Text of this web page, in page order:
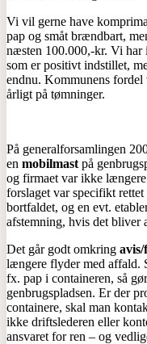
Vi vil gerne have
pap og småt brændbart,
næsten 100.000,-kr. Vi har
som er positivt indstillet,
endnu. Kommunens
årligt på tømninger.
På generalforsamlingen
en mobilmast på
og firmaet var ikke
forslaget var specifikt
bortfaldet, og en evt.
afstemning, hvis det bliver
Det går godt omkring
længere flyder med affald.
fx. pap i containeren, så
genbrugspladsen. Er der
containere, skal man
ikke driftslederen eller
ansvaret for ren – og